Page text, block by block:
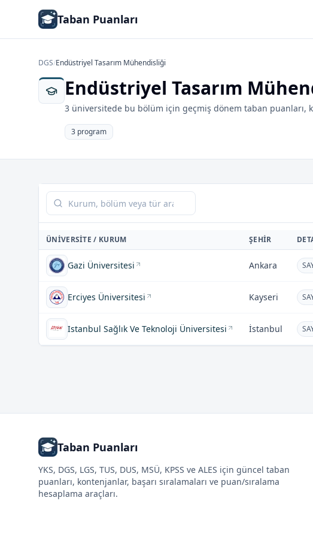
Taban Puanları
DGS/Endüstriyel Tasarım Mühendisliği
Endüstriyel Tasarım
3 üniversitede bu bölüm için geçmiş dönem taban puanları,
3 program
Tabloda ara
ÜNIVERSITE / KURUM ŞEHIR
Gazi Üniversitesi Ankara
Erciyes Üniversitesi Kayseri
Istanbul Sağlık Ve Teknoloji Üniversitesi İstanbul
Taban Puanları
YKS, DGS, LGS, TUS, DUS, MSÜ, KPSS ve ALES için güncel taban
puanları, kontenjanlar, başarı sıralamaları ve puan/sıralama
hesaplama araçları.